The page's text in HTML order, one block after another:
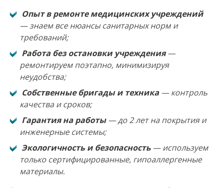
Опыт в ремонте медицинских учреждений
— знаем все нюансы санитарных норм и
требований;
Работа без остановки учреждения—
ремонтируем поэтапно, минимизируя
неудобства;
Собственные бригады и техника — контроль
качества и сроков;
Гарантия на работы— до 2 лет на покрытия и
инженерные системы;
Экологичность и безопасность — используем
только сертифицированные, гипоаллергенные
материалы.